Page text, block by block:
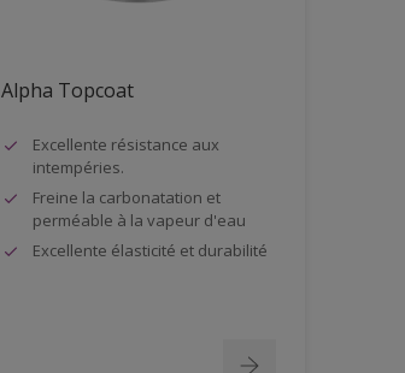
Alpha Topcoat
Excellente résistance aux
intempéries.
Freine la carbonatation et
perméable à la vapeur d'eau
Excellente élasticité et durabilité